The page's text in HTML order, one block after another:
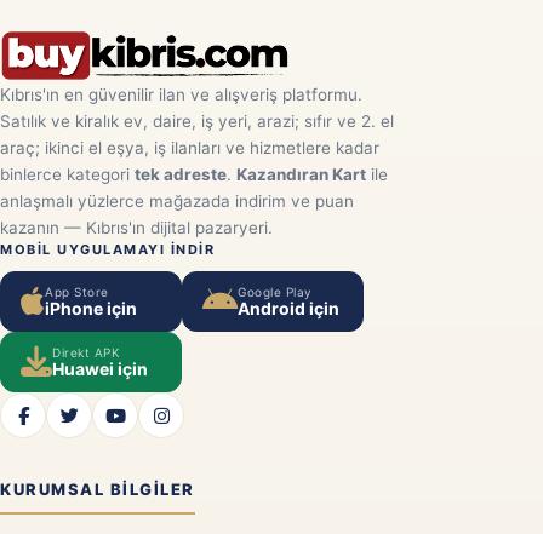
Kıbrıs'ın en güvenilir ilan ve alışveriş platformu.
Satılık ve kiralık ev, daire, iş yeri, arazi; sıfır ve 2. el
araç; ikinci el eşya, iş ilanları ve hizmetlere kadar
binlerce kategori tek adreste. Kazandıran Kart ile
anlaşmalı yüzlerce mağazada indirim ve puan
kazanın — Kıbrıs'ın dijital pazaryeri.
MOBIL UYGULAMAYI INDIR
App Store
iPhone için
Google Play
Android için
Direkt APK
Huawei için
KURUMSAL BILGILER